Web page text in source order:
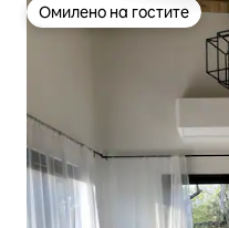
Омилено на гостите
Омилено на гостите